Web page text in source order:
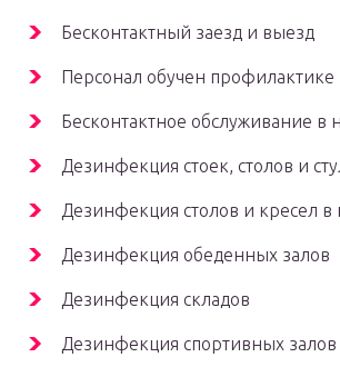
Бесконтактный заезд и выезд
Персонал обучен профилактике
Бесконтактное обслуживание в
Дезинфекция стоек, столов и
Дезинфекция столов и кресел в
Дезинфекция обеденных залов
Дезинфекция складов
Дезинфекция спортивных залов